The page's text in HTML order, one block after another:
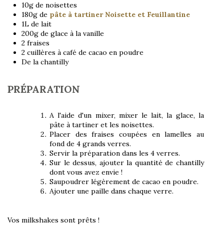
10g de noisettes
180g de pâte à tartiner Noisette et Feuillantine
1L de lait
200g de glace à la vanille
2 fraises
2 cuillères à café de cacao en poudre
De la chantilly
PRÉPARATION
A l'aide d'un mixer, mixer le lait, la glace, la
pâte à tartiner et les noisettes.
Placer des fraises coupées en lamelles au
fond de 4 grands verres.
Servir la préparation dans les 4 verres.
Sur le dessus, ajouter la quantité de chantilly
dont vous avez envie !
Saupoudrer légèrement de cacao en poudre.
Ajouter une paille dans chaque verre.
Vos milkshakes sont prêts !